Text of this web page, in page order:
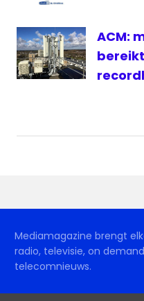
ACM:
Mediamagazine brengt
radio, televisie, on
telecomnieuws.